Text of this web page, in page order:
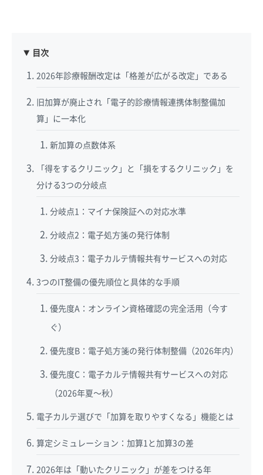
目次
2026年診療報酬改定は「格差が広がる改定」である
旧加算が廃止され「電子的診療情報連携体制整備加
算」に一本化
新加算の点数体系
「得をするクリニック」と「損をするクリニック」を
分ける3つの分岐点
分岐点1：マイナ保険証への対応水準
分岐点2：電子処方箋の発行体制
分岐点3：電子カルテ情報共有サービスへの対応
3つのIT整備の優先順位と具体的な手順
優先度A：オンライン資格確認の完全活用（今す
ぐ）
優先度B：電子処方箋の発行体制整備（2026年内）
優先度C：電子カルテ情報共有サービスへの対応
（2026年夏〜秋）
電子カルテ選びで「加算を取りやすくなる」機能とは
算定シミュレーション：加算1と加算3の差
2026年は「動いたクリニック」が差をつける年